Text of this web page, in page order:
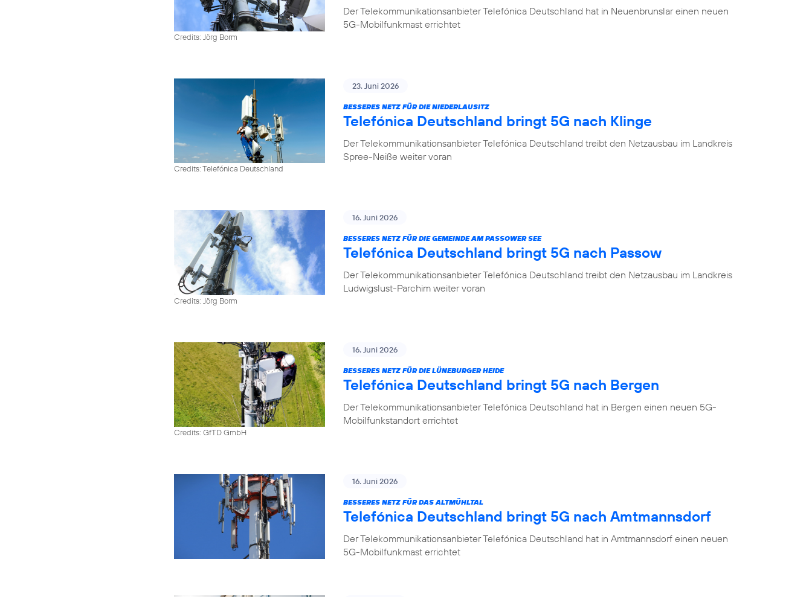
Credits: Jörg Borm
Der Telekommunikationsanbieter Telefónica Deutschland hat in Neuenbrunslar einen neuen
5G-Mobilfunkmast errichtet
Credits: Telefónica Deutschland
23. Juni 2026
BESSERES NETZ FÜR DIE NIEDERLAUSITZ
Telefónica Deutschland bringt 5G nach Klinge
Der Telekommunikationsanbieter Telefónica Deutschland treibt den Netzausbau im Landkreis
Spree-Neiße weiter voran
Credits: Jörg Borm
16. Juni 2026
BESSERES NETZ FÜR DIE GEMEINDE AM PASSOWER SEE
Telefónica Deutschland bringt 5G nach Passow
Der Telekommunikationsanbieter Telefónica Deutschland treibt den Netzausbau im Landkreis
Ludwigslust-Parchim weiter voran
Credits: GfTD GmbH
16. Juni 2026
BESSERES NETZ FÜR DIE LÜNEBURGER HEIDE
Telefónica Deutschland bringt 5G nach Bergen
Der Telekommunikationsanbieter Telefónica Deutschland hat in Bergen einen neuen 5G-
Mobilfunkstandort errichtet
16. Juni 2026
BESSERES NETZ FÜR DAS ALTMÜHLTAL
Telefónica Deutschland bringt 5G nach Amtmannsdorf
Der Telekommunikationsanbieter Telefónica Deutschland hat in Amtmannsdorf einen neuen
5G-Mobilfunkmast errichtet